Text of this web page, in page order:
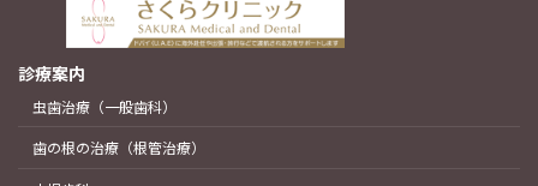
診療案内
虫歯治療（一般歯科）
歯の根の治療（根管治療）